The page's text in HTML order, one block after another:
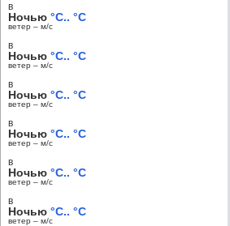
в
Ночью °C.. °C
ветер – м/c
в
Ночью °C.. °C
ветер – м/c
в
Ночью °C.. °C
ветер – м/c
в
Ночью °C.. °C
ветер – м/c
в
Ночью °C.. °C
ветер – м/c
в
Ночью °C.. °C
ветер – м/c